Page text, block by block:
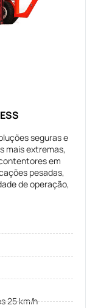
seguras e
mais extremas,
em
pesadas,
de operação,
25 km/h